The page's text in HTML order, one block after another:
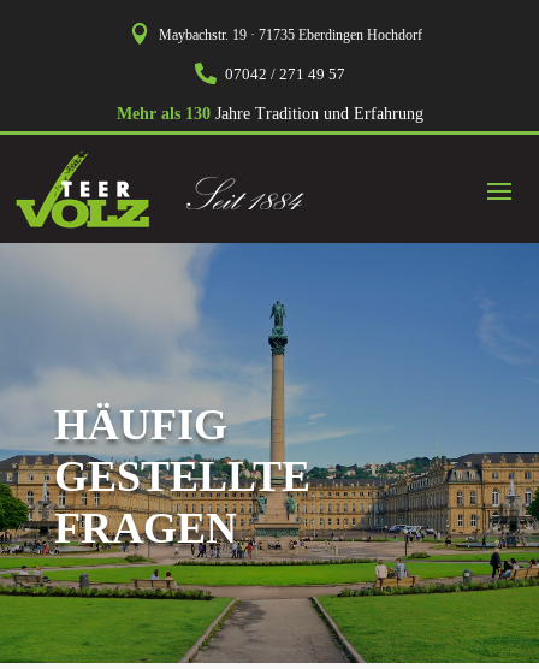
 Maybachstr. 19 · 71735 Eberdingen Hochdorf
 07042 / 271 49 57
Mehr als 130Jahre Tradition und Erfahrung
HÄUFIG
GESTELLTE
FRAGEN